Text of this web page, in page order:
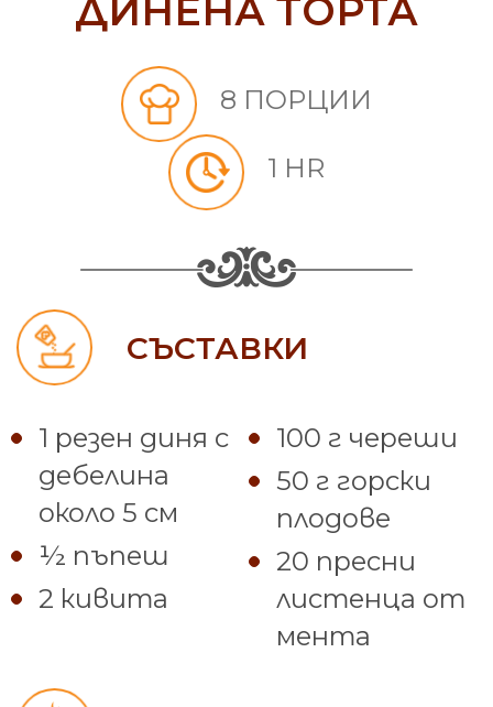
ДИНЕНА ТОРТА
8 ПОРЦИИ
1 HR
СЪСТАВКИ
1 резен диня с
дебелина
около 5 см
½ пъпеш
2 кивита
100 г череши
50 г горски
плодове
20 пресни
листенца от
мента